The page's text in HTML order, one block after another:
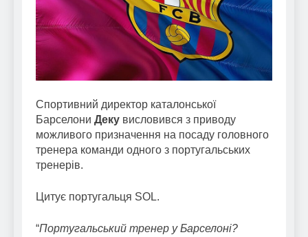
Спортивний директор каталонської
Барселони Деку висловився з приводу
можливого призначення на посаду головного
тренера команди одного з португальських
тренерів.
Цитує португальця SOL.
“Португальський тренер у Барселоні?